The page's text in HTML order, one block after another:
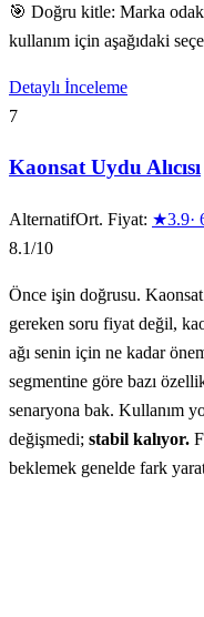
🎯 Doğru kitle: Marka
kullanım için aşağıdaki
Detaylı İnceleme
7
Kaonsat Uydu Alıcısı
AlternatifOrt. Fiyat: ★3.9·
8.1/10
Önce işin doğrusu. Kaonsat
gereken soru fiyat değil,
ağı senin için ne kadar
segmentine göre bazı
senaryona bak. Kullanım
değişmedi; stabil kalıyor.
beklemek genelde fark